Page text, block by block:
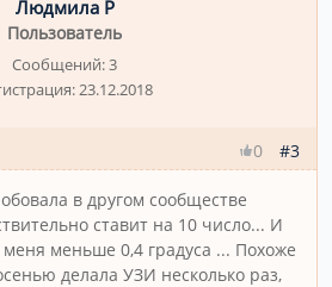
Людмила Р
Пользователь
Сообщений:3
23.12.2018
#3
0
в другом сообществе
ставит на 10 число... И
меня меньше 0,4 градуса ... Похоже
делала УЗИ несколько раз,